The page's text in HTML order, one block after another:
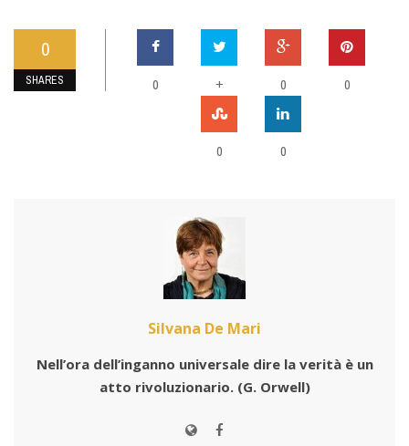
0
SHARES 0 + 0 0
0 0
Silvana De Mari
Nell’ora dell’inganno universale dire la verità è un
atto rivoluzionario. (G. Orwell)